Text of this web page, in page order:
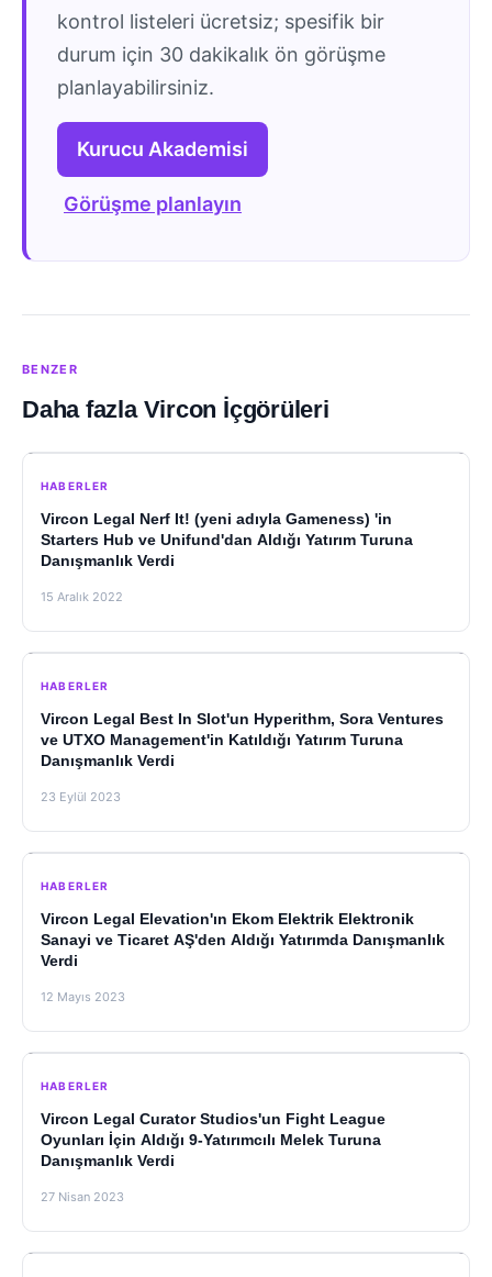
kontrol listeleri ücretsiz; spesifik bir
durum için 30 dakikalık ön görüşme
planlayabilirsiniz.
Kurucu Akademisi
Görüşme planlayın
BENZER
Daha fazla Vircon İçgörüleri
HABERLER
Vircon Legal Nerf It! (yeni adıyla Gameness) 'in
Starters Hub ve Unifund'dan Aldığı Yatırım Turuna
Danışmanlık Verdi
15 Aralık 2022
HABERLER
Vircon Legal Best In Slot'un Hyperithm, Sora Ventures
ve UTXO Management'in Katıldığı Yatırım Turuna
Danışmanlık Verdi
23 Eylül 2023
HABERLER
Vircon Legal Elevation'ın Ekom Elektrik Elektronik
Sanayi ve Ticaret AŞ'den Aldığı Yatırımda Danışmanlık
Verdi
12 Mayıs 2023
HABERLER
Vircon Legal Curator Studios'un Fight League
Oyunları İçin Aldığı 9-Yatırımcılı Melek Turuna
Danışmanlık Verdi
27 Nisan 2023